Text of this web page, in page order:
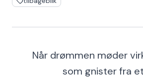
Når drømmen møder
som gnister fra